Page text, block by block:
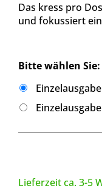
Das kress pro
und fokussiert
Bitte wählen Sie:
Einzelausgabe
Lieferzeit ca. 3-5